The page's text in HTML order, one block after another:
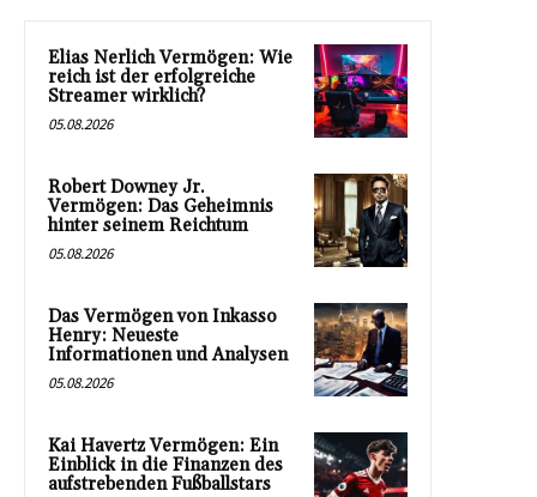
Elias Nerlich Vermögen: Wie
reich ist der erfolgreiche
Streamer wirklich?
05.08.2026
Robert Downey Jr.
Vermögen: Das Geheimnis
hinter seinem Reichtum
05.08.2026
Das Vermögen von Inkasso
Henry: Neueste
Informationen und Analysen
05.08.2026
Kai Havertz Vermögen: Ein
Einblick in die Finanzen des
aufstrebenden Fußballstars